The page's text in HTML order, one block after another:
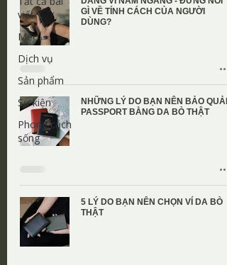
viết
Mẹo
Dịch vụ
Sản phẩm
Sự kiện
Phong cách
sống
GÌ VỀ TÍNH CÁCH CỦA NGƯỜI
DÙNG?
NHỮNG LÝ DO BẠN NÊN BẢO QUẢN
PASSPORT BẰNG DA BÒ THẬT
5 LÝ DO BẠN NÊN CHỌN VÍ DA BÒ
THẬT